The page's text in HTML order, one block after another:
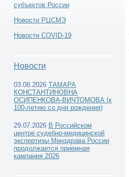
субъектов России
Новости РЦСМЭ
Новости COVID-19
Новости
03.08.2026 ТАМАРА
КОНСТАНТИНОВНА
ОСИПЕНКОВА-ВИЧТОМОВА (к
100-летию со дня рождения)
29.07.2026 В Российском
центре судебно-медицинской
экспертизы Минздрава России
продолжается приемная
кампания 2026